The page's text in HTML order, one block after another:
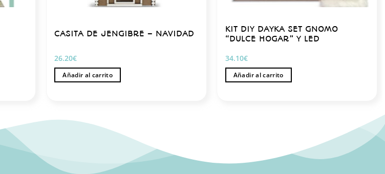
CASITA DE JENGIBRE – NAVIDAD
26.20€
Añadir al carrito
KIT DIY DAYKA SET GNOMO
“DULCE HOGAR” Y LED
34.10€
Añadir al carrito